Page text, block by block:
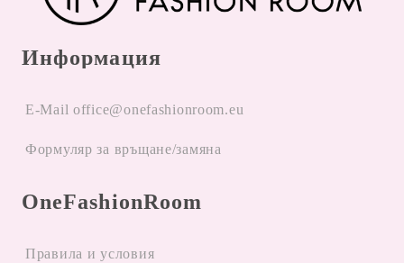
Информация
E-Mail office@onefashionroom.eu
Формуляр за връщане/замяна
OneFashionRoom
Правила и условия